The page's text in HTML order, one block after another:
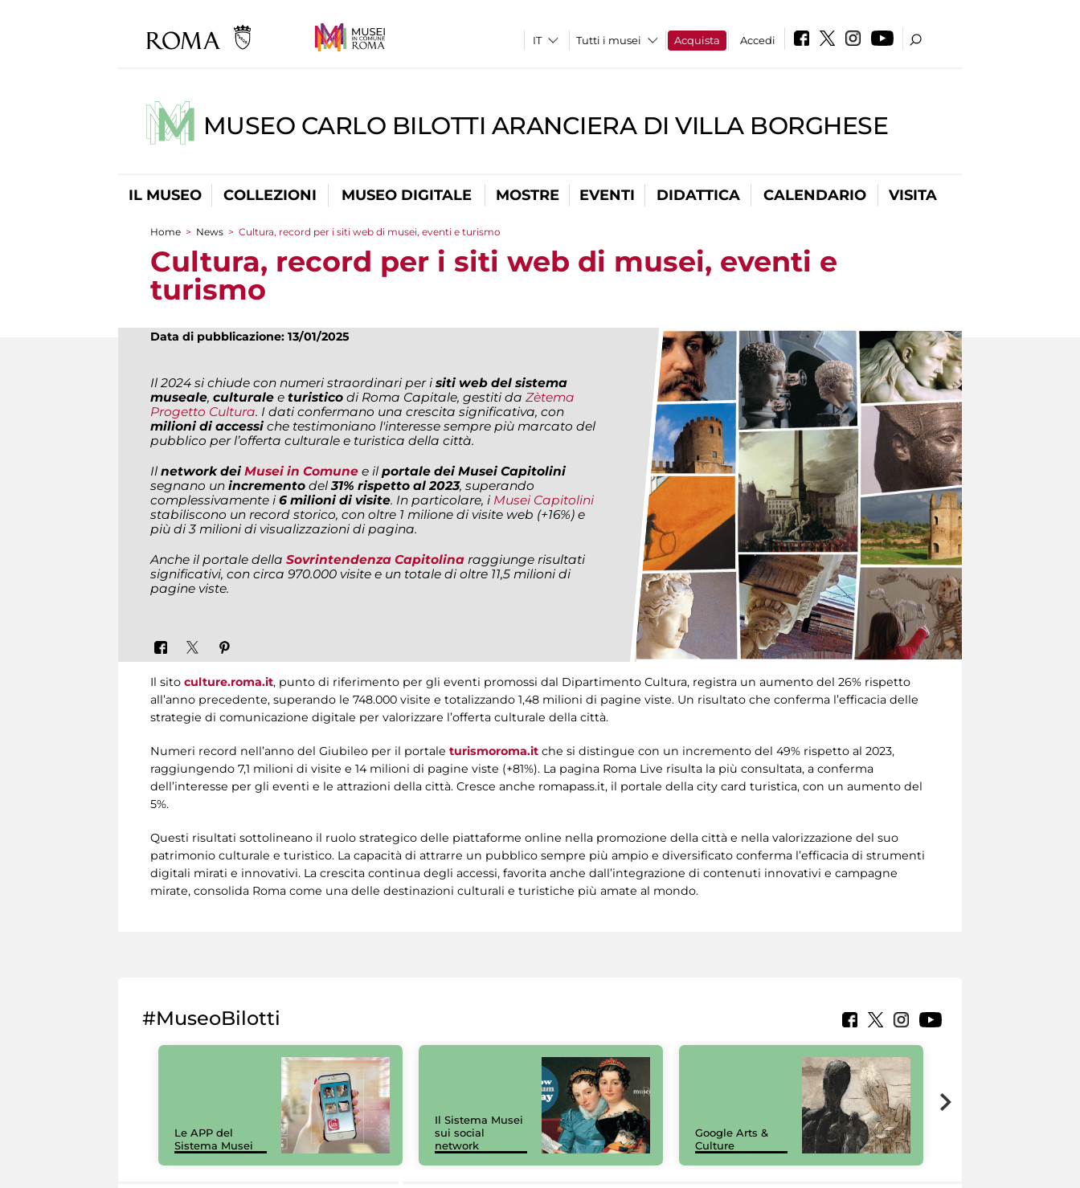
Tutti i musei Acquista Accedi
MUSEO CARLO BILOTTI ARANCIERA DI VILLA BORGHESE
IL MUSEO COLLEZIONI MUSEO DIGITALE MOSTRE EVENTI DIDATTICA CALENDARIO VISITA
Tu sei qui
Home > News > Cultura, record per i siti web di musei, eventi e turismo
Cultura, record per i siti web di musei, eventi e
turismo
Data di pubblicazione: 13/01/2025
Il 2024 si chiude con numeri straordinari per i siti web del sistema
museale, culturale e turistico di Roma Capitale, gestiti da Zètema
Progetto Cultura. I dati confermano una crescita significativa, con
milioni di accessi che testimoniano l'interesse sempre più marcato del
pubblico per l’offerta culturale e turistica della città.
Il network dei Musei in Comune e il portale dei Musei Capitolini
segnano un incremento del31% rispetto al 2023, superando
complessivamente i 6 milioni di visite. In particolare, i Musei Capitolini
stabiliscono un record storico, con oltre 1 milione di visite web (+16%) e
più di 3 milioni di visualizzazioni di pagina.
Anche il portale della Sovrintendenza Capitolina raggiunge risultati
significativi, con circa 970.000 visite e un totale di oltre 11,5 milioni di
pagine viste.
Il sito culture.roma.it, punto di riferimento per gli eventi promossi dal Dipartimento Cultura, registra un aumento del 26% rispetto
all’anno precedente, superando le 748.000 visite e totalizzando 1,48 milioni di pagine viste. Un risultato che conferma l’efficacia delle
strategie di comunicazione digitale per valorizzare l’offerta culturale della città.
Numeri record nell’anno del Giubileo per il portale turismoroma.it che si distingue con un incremento del 49% rispetto al 2023,
raggiungendo 7,1 milioni di visite e 14 milioni di pagine viste (+81%). La pagina Roma Live risulta la più consultata, a conferma
dell’interesse per gli eventi e le attrazioni della città. Cresce anche romapass.it, il portale della city card turistica, con un aumento del
5%.
Questi risultati sottolineano il ruolo strategico delle piattaforme online nella promozione della città e nella valorizzazione del suo
patrimonio culturale e turistico. La capacità di attrarre un pubblico sempre più ampio e diversificato conferma l’efficacia di strumenti
digitali mirati e innovativi. La crescita continua degli accessi, favorita anche dall’integrazione di contenuti innovativi e campagne
mirate, consolida Roma come una delle destinazioni culturali e turistiche più amate al mondo.
#MuseoBilotti
Le APP del
Sistema Musei
Il Sistema Musei
sui social
network
Google Arts &
Culture